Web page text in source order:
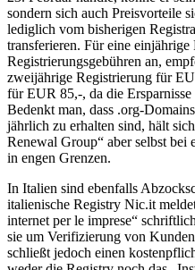
sondern sich auch Preisvorteile
lediglich vom bisherigen
transferieren. Für eine
Registrierungsgebühren an,
zweijährige Registrierung für
für EUR 85,-, da die Ersparnisse
Bedenkt man, dass .org-
jährlich zu erhalten sind, hält
Renewal Group“ aber selbst
in engen Grenzen.
In Italien sind ebenfalls
italienische Registry Nic.it
internet per le imprese“
sie um Verifizierung von
schließt jedoch einen